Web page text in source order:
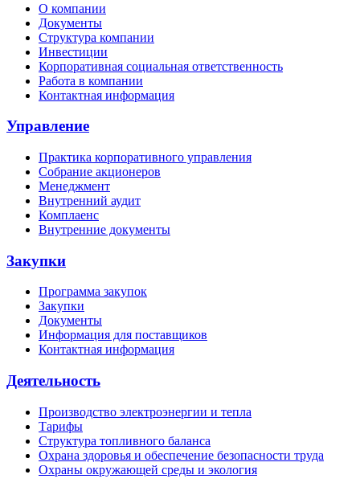
О компании
Документы
Структура компании
Инвестиции
Корпоративная социальная ответственность
Работа в компании
Контактная информация
Управление
Практика корпоративного управления
Собрание акционеров
Менеджмент
Внутренний аудит
Комплаенс
Внутренние документы
Закупки
Программа закупок
Закупки
Документы
Информация для поставщиков
Контактная информация
Деятельность
Производство электроэнергии и тепла
Тарифы
Структура топливного баланса
Охрана здоровья и обеспечение безопасности труда
Охраны окружающей среды и экология